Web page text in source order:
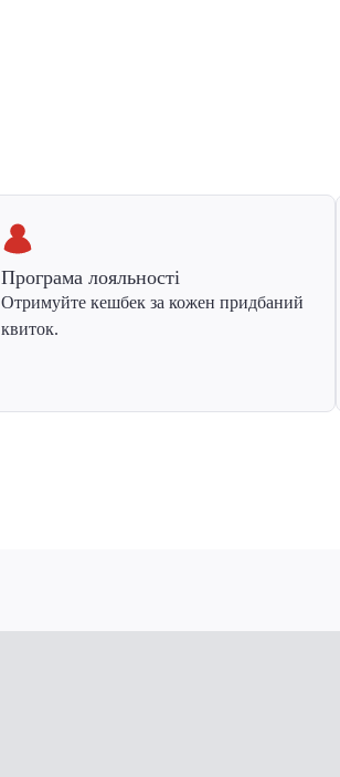
Програма лояльності
Отримуйте кешбек за кожен придбаний
квиток.